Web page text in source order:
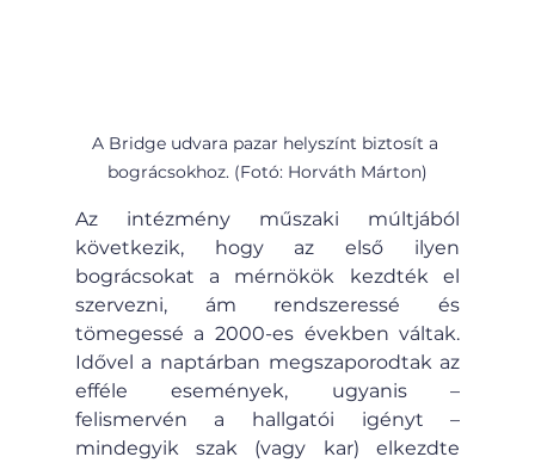
A Bridge udvara pazar helyszínt biztosít a
bográcsokhoz. (Fotó: Horváth Márton)
Az intézmény műszaki múltjából
következik, hogy az első ilyen
bográcsokat a mérnökök kezdték el
szervezni, ám rendszeressé és
tömegessé a 2000-es években váltak.
Idővel a naptárban megszaporodtak az
efféle események, ugyanis –
felismervén a hallgatói igényt –
mindegyik szak (vagy kar) elkezdte